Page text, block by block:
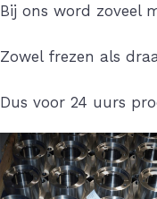
Bij ons word zoveel
Zowel frezen als
Dus voor 24 uurs